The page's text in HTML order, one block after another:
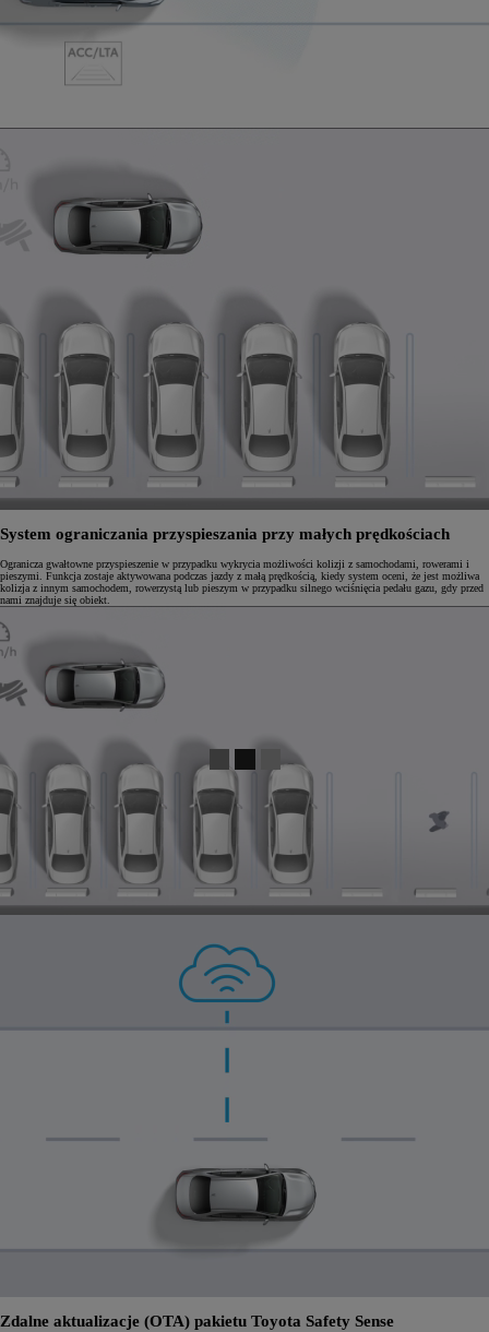
System ograniczania przyspieszania przy małych prędkościach
Ogranicza gwałtowne przyspieszenie w przypadku wykrycia możliwości kolizji z samochodami, rowerami i
pieszymi. Funkcja zostaje aktywowana podczas jazdy z małą prędkością, kiedy system oceni, że jest możliwa
kolizja z innym samochodem, rowerzystą lub pieszym w przypadku silnego wciśnięcia pedału gazu, gdy przed
nami znajduje się obiekt.
0:05 / 0:16
Zdalne aktualizacje (OTA) pakietu Toyota Safety Sense